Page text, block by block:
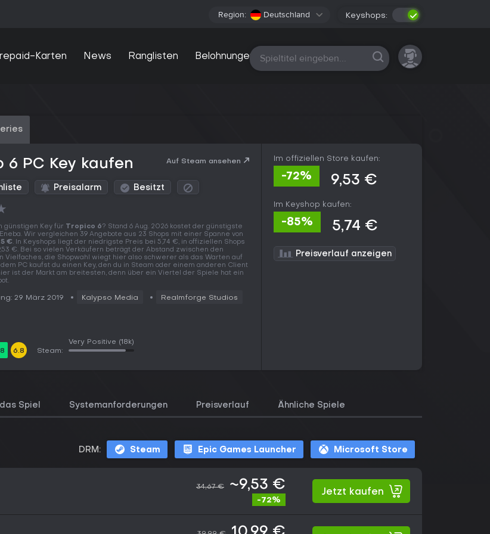
Region: Deutschland Keyshops:
Karten News Ranglisten Belohnungen Alle Plattformen
6 PC Key kaufen Auf Steam ansehen
Preisalarm Besitzt
günstigen Key für Tropico 6? Stand 6 Aug. 2026 kostet der günstigste
Wir vergleichen 39 Angebote aus 23 Shops mit einer Spanne von
€. In Keyshops liegt der niedrigste Preis bei 5,74 €, in offiziellen Shops
€. Bei so vielen Verkäufern beträgt der Abstand zwischen den
Vielfaches, die Shopwahl wiegt hier also schwerer als das Warten auf
PC kaufst du einen Key, den du in Steam oder einem anderen Client
ist der Markt am breitesten, denn über ein Viertel der Spiele hat ein
29 März 2019 Kalypso Media Realmforge Studios
6.8 Steam:
Very Positive (18k)
Im offiziellen Store kaufen:
-72% 9,53 €
Im Keyshop kaufen:
-85% 5,74 €
Preisverlauf anzeigen
Spiel Systemanforderungen Preisverlauf Ähnliche Spiele
DRM: Steam Epic Games Launcher Microsoft Store
34,67 € ~9,53 €
-72%
Jetzt kaufen